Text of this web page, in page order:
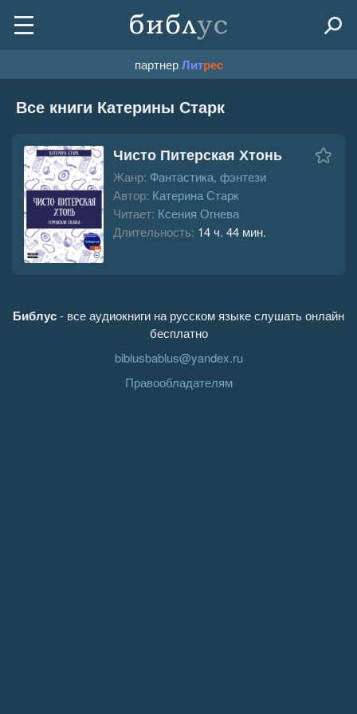
партнерЛитрес
Все книги Катерины Старк
Чисто Питерская Хтонь
Жанр: Фантастика, фэнтези
Автор: Катерина Старк
Читает: Ксения Огнева
Длительность: 14 ч. 44 мин.
Библус- все аудиокниги на русском языке слушать онлайн
бесплатно
biblusbablus@yandex.ru
Правообладателям